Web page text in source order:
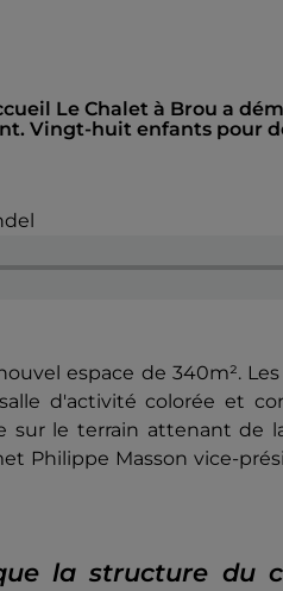
Le Chalet à Brou a
Vingt-huit enfants pour
espace de 340m².
d'activité colorée et
sur le terrain attenant de
Philippe Masson vice-
la structure du